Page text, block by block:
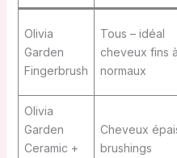
Olivia
Garden
Fingerbrush
Tous – idéal
cheveux fins à
normaux
Olivia
Garden
Ceramic +
Cheveux
brushings